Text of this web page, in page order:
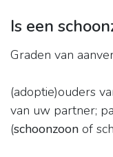
Is een
Graden van
(adoptie)ouders
van uw partner;
(schoonzoon of